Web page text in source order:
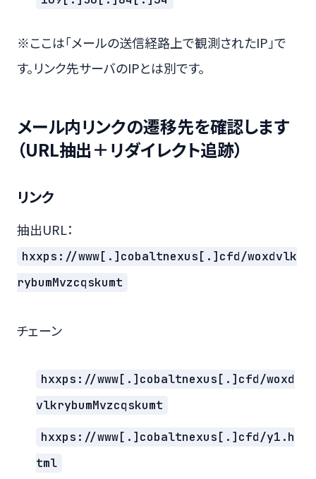
※ここは「メールの送信経路上で観測されたIP」で
す。リンク先サーバのIPとは別です。
メール内リンクの遷移先を確認します
（URL抽出＋リダイレクト追跡）
リンク
抽出URL：
hxxps://www[.]cobaltnexus[.]cfd/woxdvlk
rybumMvzcqskumt
チェーン
hxxps://www[.]cobaltnexus[.]cfd/woxd
vlkrybumMvzcqskumt
hxxps://www[.]cobaltnexus[.]cfd/y1.h
tml